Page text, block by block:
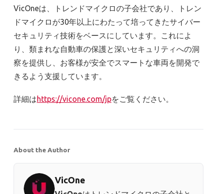
VicOneは、トレンドマイクロの子会社であり、トレン
ドマイクロが30年以上にわたって培ってきたサイバー
セキュリティ技術をベースにしています。これによ
り、類まれな自動車の保護と深いセキュリティへの洞
察を提供し、お客様が安全でスマートな車両を開発で
きるよう支援しています。
詳細はhttps://vicone.com/jpをご覧ください。
About the Author
VicOne